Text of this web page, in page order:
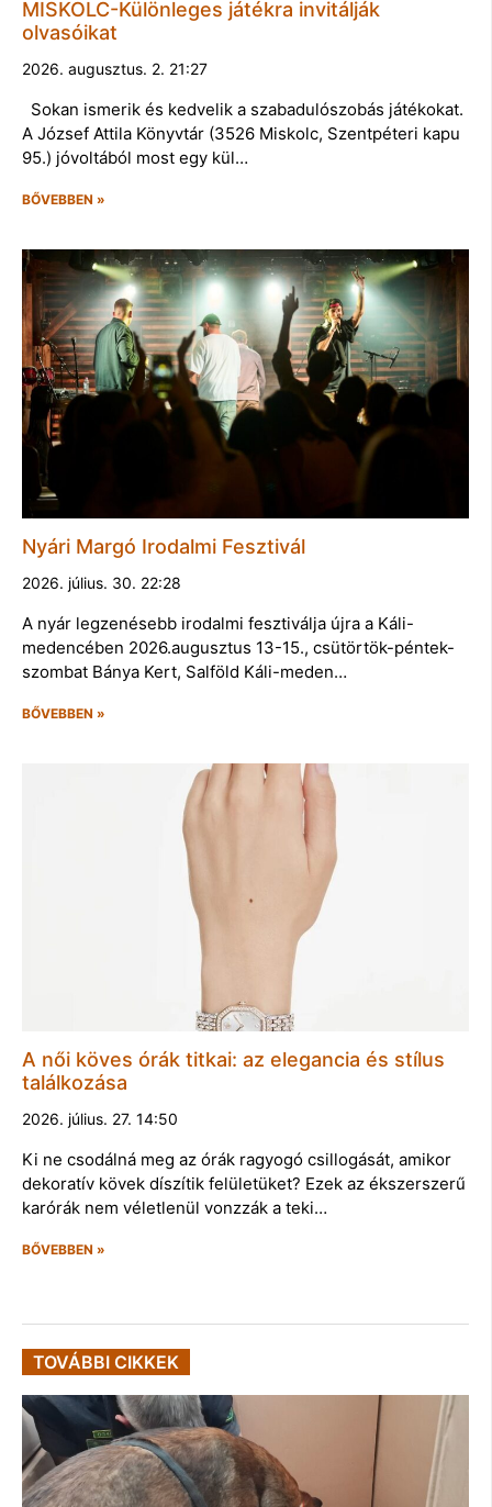
MISKOLC-Különleges játékra invitálják
olvasóikat
2026. augusztus. 2. 21:27
Sokan ismerik és kedvelik a szabadulószobás játékokat.
A József Attila Könyvtár (3526 Miskolc, Szentpéteri kapu
95.) jóvoltából most egy kül…
BŐVEBBEN »
Nyári Margó Irodalmi Fesztivál
2026. július. 30. 22:28
A nyár legzenésebb irodalmi fesztiválja újra a Káli-
medencében 2026.augusztus 13-15., csütörtök-péntek-
szombat Bánya Kert, Salföld Káli-meden…
BŐVEBBEN »
A női köves órák titkai: az elegancia és stílus
találkozása
2026. július. 27. 14:50
Ki ne csodálná meg az órák ragyogó csillogását, amikor
dekoratív kövek díszítik felületüket? Ezek az ékszerszerű
karórák nem véletlenül vonzzák a teki…
BŐVEBBEN »
TOVÁBBI CIKKEK